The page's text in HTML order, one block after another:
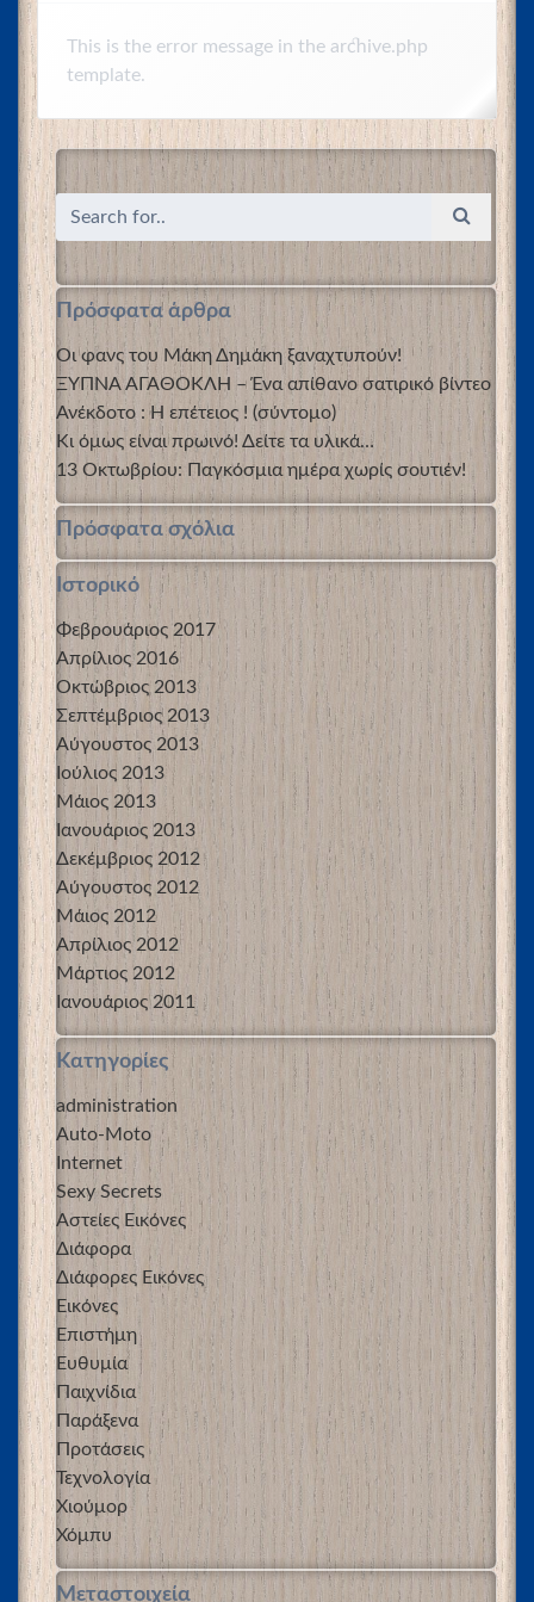
This is the error message in the archive.php
template.
Πρόσφατα άρθρα
Οι φανς του Μάκη Δημάκη ξαναχτυπούν!
ΞΥΠΝΑ ΑΓΑΘΟΚΛΗ – Ένα απίθανο σατιρικό βίντεο
Ανέκδοτο : Η επέτειος ! (σύντομο)
Κι όμως είναι πρωινό! Δείτε τα υλικά…
13 Οκτωβρίου: Παγκόσμια ημέρα χωρίς σουτιέν!
Πρόσφατα σχόλια
Ιστορικό
Φεβρουάριος 2017
Απρίλιος 2016
Οκτώβριος 2013
Σεπτέμβριος 2013
Αύγουστος 2013
Ιούλιος 2013
Μάιος 2013
Ιανουάριος 2013
Δεκέμβριος 2012
Αύγουστος 2012
Μάιος 2012
Απρίλιος 2012
Μάρτιος 2012
Ιανουάριος 2011
Kατηγορίες
administration
Auto-Moto
Internet
Sexy Secrets
Αστείες Εικόνες
Διάφορα
Διάφορες Εικόνες
Εικόνες
Επιστήμη
Ευθυμία
Παιχνίδια
Παράξενα
Προτάσεις
Τεχνολογία
Χιούμορ
Χόμπυ
Μεταστοιχεία